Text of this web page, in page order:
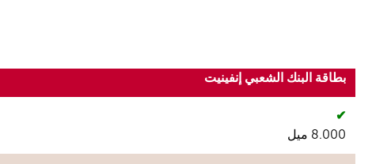
بطاقة البنك الشعبي إنفينيت
✔
8.000 ميل